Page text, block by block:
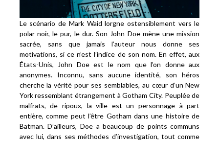
Le scénario de Mark Waid lorgne ostensiblement vers le
polar noir, le pur, le dur. Son John Doe mène une mission
sacrée, sans que jamais l’auteur nous donne ses
motivations, si ce n’est l’indice de son nom. En effet, aux
États-Unis, John Doe est le nom que l’on donne aux
anonymes. Inconnu, sans aucune identité, son héros
cherche la vérité pour ses semblables, au cœur d’un New
York ressemblant étrangement à Gotham City. Peuplée de
malfrats, de ripoux, la ville est un personnage à part
entière, comme peut l’être Gotham dans une histoire de
Batman. D’ailleurs, Doe a beaucoup de points communs
avec lui, dans ses méthodes d’investigation, tout comme